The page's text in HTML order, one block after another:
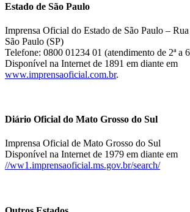
Estado de São Paulo
Imprensa Oficial do Estado de São Paulo –
São Paulo (SP)
Telefone: 0800 01234 01 (atendimento de 2ª a
Disponível na Internet de 1891 em diante em
www.imprensaoficial.com.br.
Diário Oficial do Mato Grosso do Sul
Imprensa Oficial de Mato Grosso do Sul
Disponível na Internet de 1979 em diante em
//ww1.imprensaoficial.ms.gov.br/search/